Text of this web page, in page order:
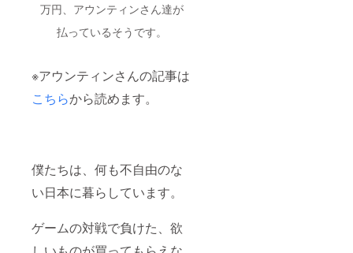
万円、アウンティンさん達が
払っているそうです。
※アウンティンさんの記事は
こちらから読めます。
僕たちは、何も不自由のな
い日本に暮らしています。
ゲームの対戦で負けた、欲